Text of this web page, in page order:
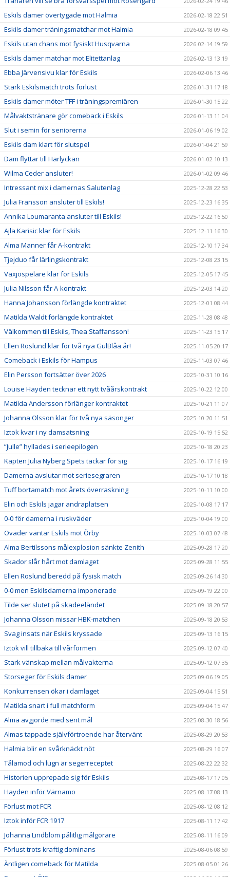
Eskils damer övertygade mot Halmia 2026-02-18 22:51
Eskils damer träningsmatchar mot Halmia 2026-02-18 09:45
Eskils utan chans mot fysiskt Husqvarna 2026-02-14 19:59
Eskils damer matchar mot Elitettanlag 2026-02-13 13:19
Ebba Järvensivu klar för Eskils 2026-02-06 13:46
Stark Eskilsmatch trots förlust 2026-01-31 17:18
Eskils damer möter TFF i träningspremiären 2026-01-30 15:22
Målvaktstränare gör comeback i Eskils 2026-01-13 11:04
Slut i semin för seniorerna 2026-01-06 19:02
Eskils dam klart för slutspel 2026-01-04 21:59
Dam flyttar till Harlyckan 2026-01-02 10:13
Wilma Ceder ansluter! 2026-01-02 09:46
Intressant mix i damernas Salutenlag 2025-12-28 22:53
Julia Fransson ansluter till Eskils! 2025-12-23 16:35
Annika Loumaranta ansluter till Eskils! 2025-12-22 16:50
Ajla Karisic klar för Eskils 2025-12-11 16:30
Alma Manner får A-kontrakt 2025-12-10 17:34
Tjejduo får lärlingskontrakt 2025-12-08 23:15
Växjöspelare klar för Eskils 2025-12-05 17:45
Julia Nilsson får A-kontrakt 2025-12-03 14:20
Hanna Johansson förlängde kontraktet 2025-12-01 08:44
Matilda Waldt förlängde kontraktet 2025-11-28 08:48
Välkommen till Eskils, Thea Staffansson! 2025-11-23 15:17
Ellen Roslund klar för två nya GulBlåa år! 2025-11-05 20:17
Comeback i Eskils för Hampus 2025-11-03 07:46
Elin Persson fortsätter över 2026 2025-10-31 10:16
Louise Hayden tecknar ett nytt tvåårskontrakt 2025-10-22 12:00
Matilda Andersson förlänger kontraktet 2025-10-21 11:07
Johanna Olsson klar för två nya säsonger 2025-10-20 11:51
Iztok kvar i ny damsatsning 2025-10-19 15:52
”Julle” hyllades i serieepilogen 2025-10-18 20:23
Kapten Julia Nyberg Spets tackar för sig 2025-10-17 16:19
Damerna avslutar mot seriesegraren 2025-10-17 10:18
Tuff bortamatch mot årets överraskning 2025-10-11 10:00
Elin och Eskils jagar andraplatsen 2025-10-08 17:17
0-0 för damerna i ruskväder 2025-10-04 19:00
Oväder väntar Eskils mot Örby 2025-10-03 07:48
Alma Bertilssons målexplosion sänkte Zenith 2025-09-28 17:20
Skador slår hårt mot damlaget 2025-09-28 11:55
Ellen Roslund beredd på fysisk match 2025-09-26 14:30
0-0 men Eskilsdamerna imponerade 2025-09-19 22:00
Tilde ser slutet på skadeeländet 2025-09-18 20:57
Johanna Olsson missar HBK-matchen 2025-09-18 20:53
Svag insats när Eskils kryssade 2025-09-13 16:15
Iztok vill tillbaka till vårformen 2025-09-12 07:40
Stark vänskap mellan målvakterna 2025-09-12 07:35
Storseger för Eskils damer 2025-09-06 19:05
Konkurrensen ökar i damlaget 2025-09-04 15:51
Matilda snart i full matchform 2025-09-04 15:47
Alma avgjorde med sent mål 2025-08-30 18:56
Almas tappade självförtroende har återvänt 2025-08-29 20:53
Halmia blir en svårknäckt nöt 2025-08-29 16:07
Tålamod och lugn är segerreceptet 2025-08-22 22:32
Historien upprepade sig för Eskils 2025-08-17 17:05
Hayden inför Värnamo 2025-08-17 08:13
Förlust mot FCR 2025-08-12 08:12
Iztok inför FCR 1917 2025-08-11 17:42
Johanna Lindblom pålitlig målgörare 2025-08-11 16:09
Förlust trots kraftig dominans 2025-08-06 08:59
Äntligen comeback för Matilda 2025-08-05 01:26